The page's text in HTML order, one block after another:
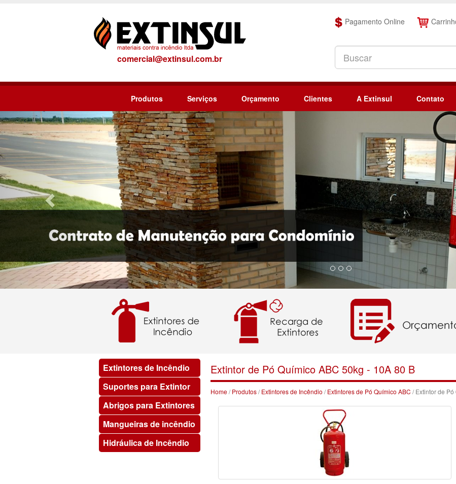
comercial@extinsul.com.br
Pagamento Online
Produtos Serviços Orçamento Clientes A Extinsul Contato
Previous
Extintores de Incêndio
Suportes para Extintor
Abrigos para Extintores
Mangueiras de incêndio
Hidráulica de Incêndio
Extintor de Pó Químico ABC 50kg - 10A 80 B
Home/Produtos/Extintores de Incêndio /Extintores de Pó Químico ABC / Extintor de